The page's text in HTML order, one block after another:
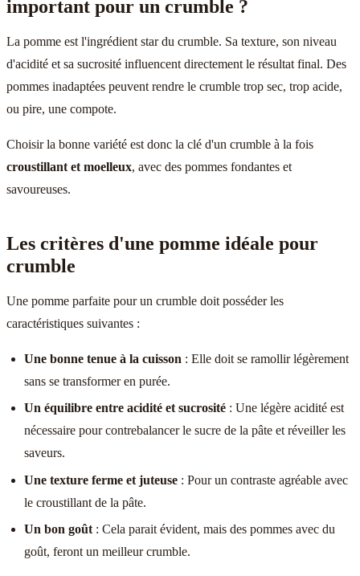
important pour un crumble ?
La pomme est l'ingrédient star du crumble. Sa texture, son niveau
d'acidité et sa sucrosité influencent directement le résultat final. Des
pommes inadaptées peuvent rendre le crumble trop sec, trop acide,
ou pire, une compote.
Choisir la bonne variété est donc la clé d'un crumble à la fois
croustillant et moelleux, avec des pommes fondantes et
savoureuses.
Les critères d'une pomme idéale pour
crumble
Une pomme parfaite pour un crumble doit posséder les
caractéristiques suivantes :
Une bonne tenue à la cuisson : Elle doit se ramollir légèrement
sans se transformer en purée.
Un équilibre entre acidité et sucrosité : Une légère acidité est
nécessaire pour contrebalancer le sucre de la pâte et réveiller les
saveurs.
Une texture ferme et juteuse : Pour un contraste agréable avec
le croustillant de la pâte.
Un bon goût : Cela parait évident, mais des pommes avec du
goût, feront un meilleur crumble.